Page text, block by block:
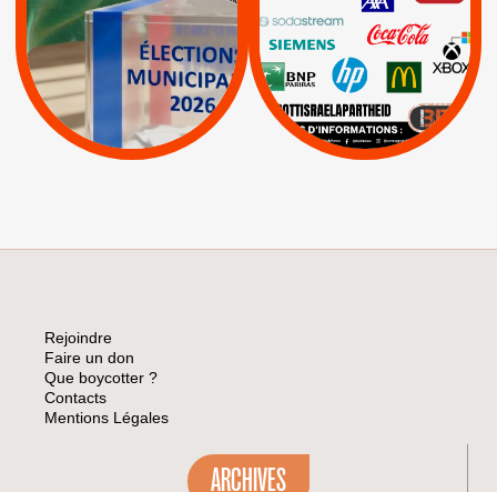
APPELS | Actus |
Espaces Sans
Apartheid
| Lettres d'interpellation
Pétitions
Keter |
Livres et brochures |
Mehadrin | PUMA
Sodastream |
Visuels, tracts,
affiches,...
Rejoindre
Faire un don
Que boycotter ?
Contacts
Mentions Légales
ARCHIVES